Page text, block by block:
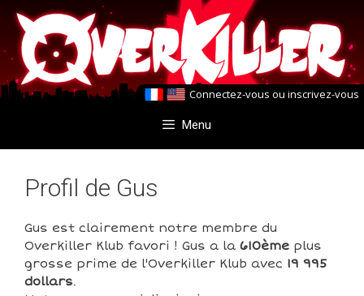
Aller
au
contenu
Aller
au
contenu
Connectez-vous ou inscrivez-vous
Menu
Profil de Gus
Gus est clairement notre membre du
Overkiller Klub favori ! Gus a la 610ème plus
grosse prime de l'Overkiller Klub avec 19 995
dollars.